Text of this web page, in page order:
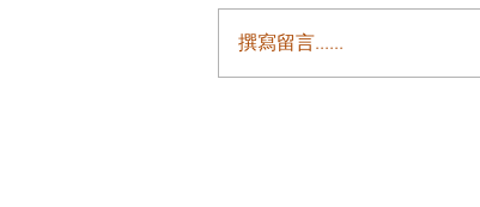
撰寫留言......